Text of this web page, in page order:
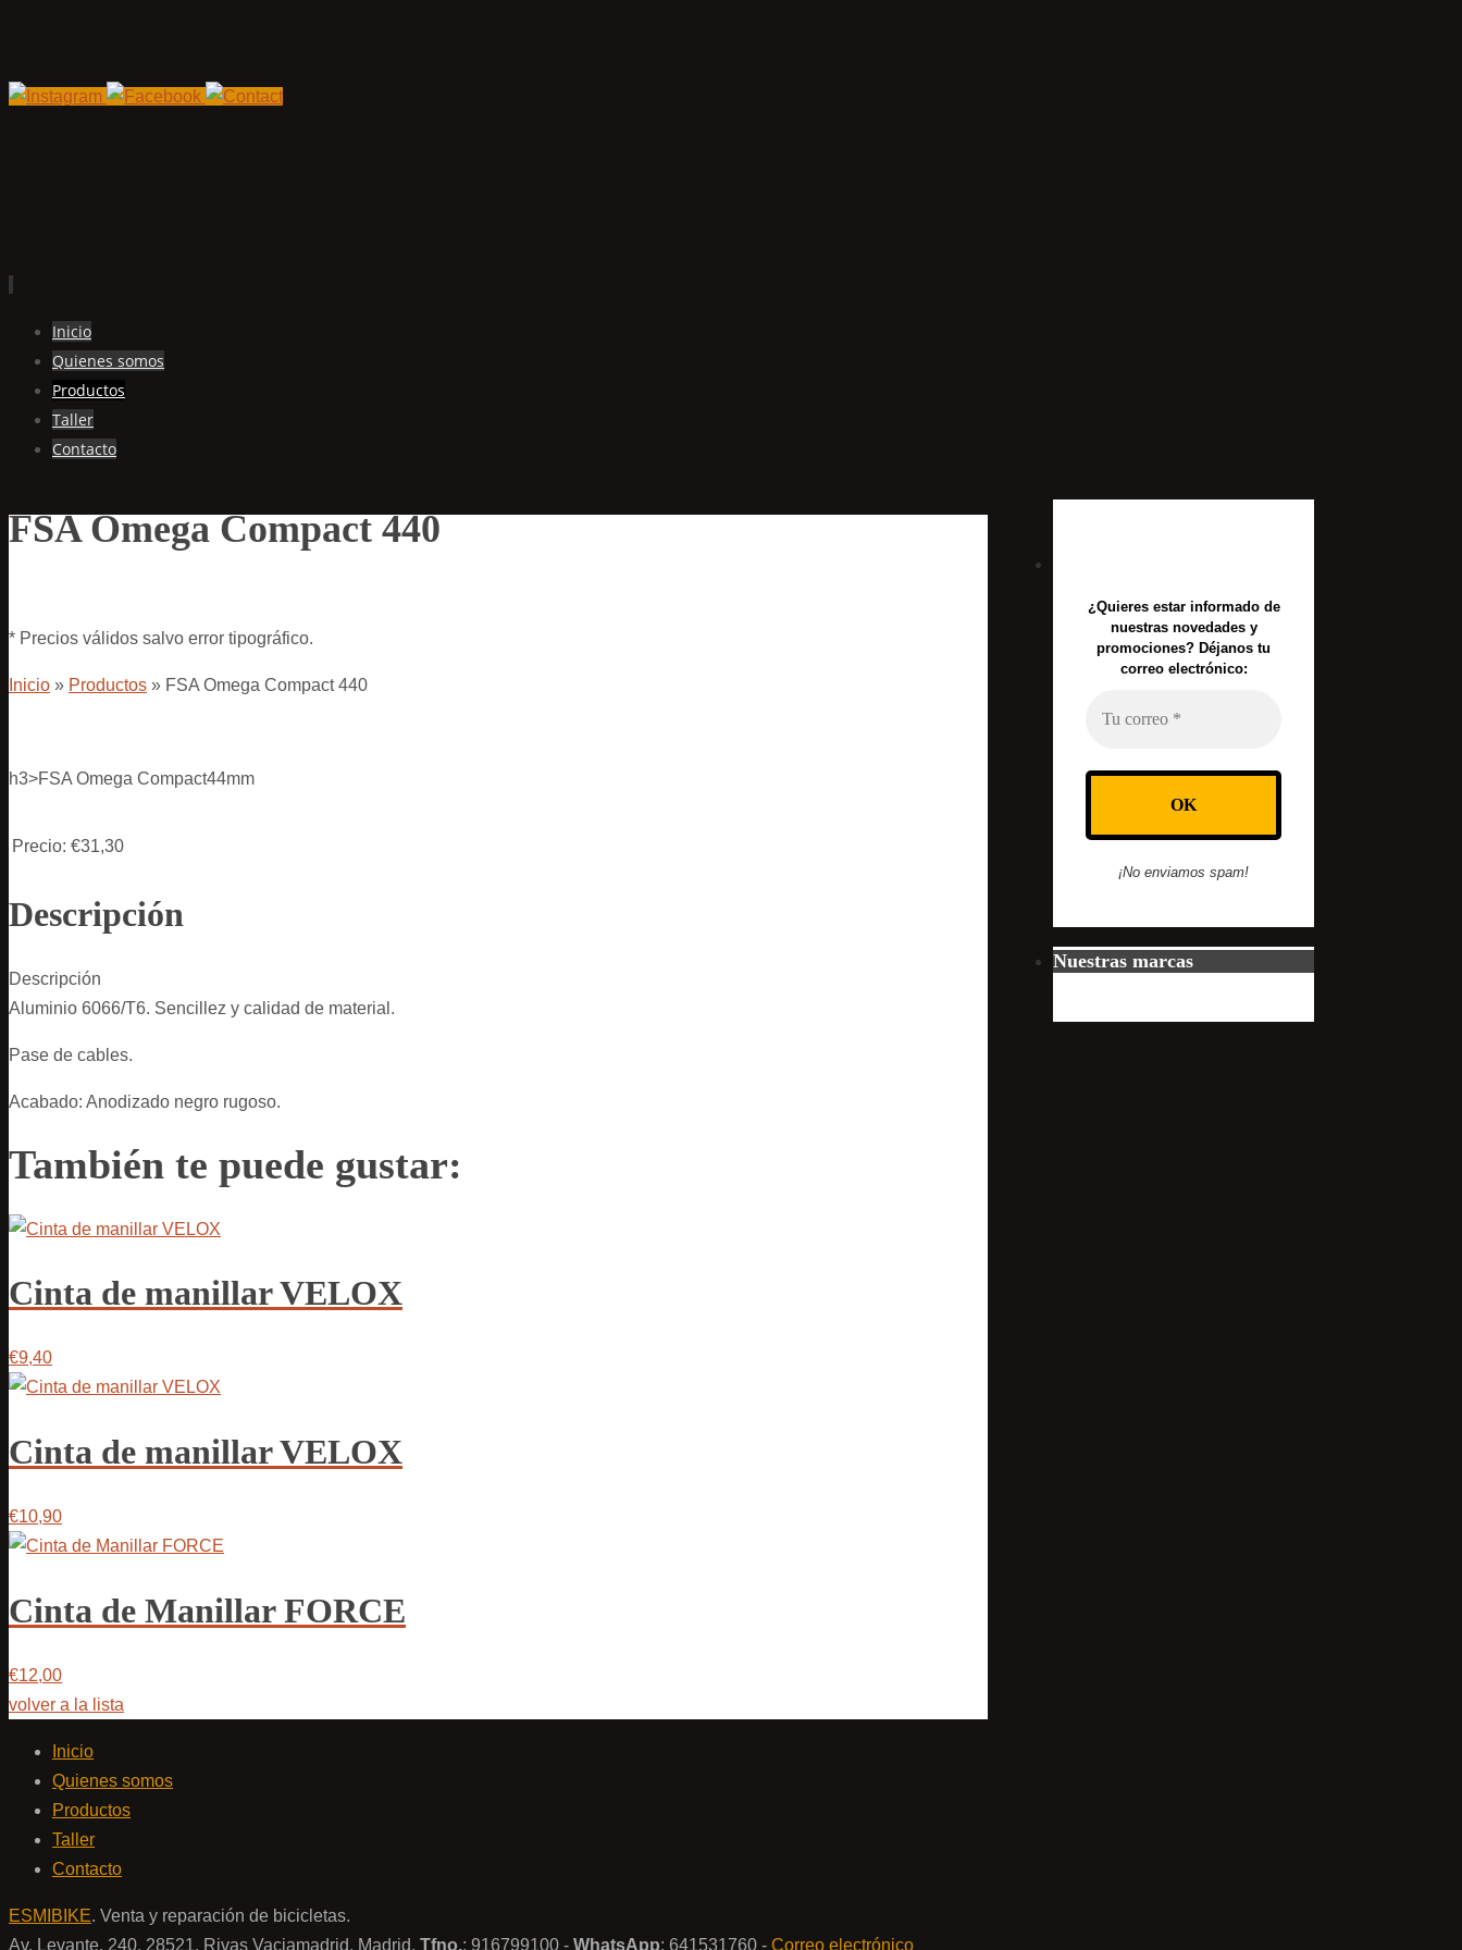
contenido
Inicio
Quienes somos
Productos
Taller
Contacto
FSA Omega Compact 440
* Precios válidos salvo error tipográfico.
Inicio » Productos » FSA Omega Compact 440
h3>FSA Omega Compact44mm
Precio: €31,30
Descripción
Descripción
Aluminio 6066/T6. Sencillez y calidad de material.
Pase de cables.
Acabado: Anodizado negro rugoso.
También te puede gustar:
Cinta de manillar VELOX
€9,40
Cinta de manillar VELOX
€10,90
Cinta de Manillar FORCE
€12,00
volver a la lista
¿Quieres estar informado de
nuestras novedades y
promociones? Déjanos tu
correo electrónico:
¡No enviamos spam!
Nuestras marcas
Inicio
Quienes somos
Productos
Taller
Contacto
ESMIBIKE. Venta y reparación de bicicletas.
Av. Levante, 240. 28521. Rivas Vaciamadrid, Madrid. Tfno.: 916799100 - WhatsApp: 641531760 - Correo electrónico